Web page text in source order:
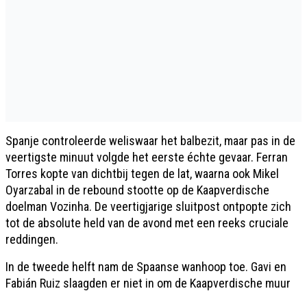
Spanje controleerde weliswaar het balbezit, maar pas in de
veertigste minuut volgde het eerste échte gevaar. Ferran
Torres kopte van dichtbij tegen de lat, waarna ook Mikel
Oyarzabal in de rebound stootte op de Kaapverdische
doelman Vozinha. De veertigjarige sluitpost ontpopte zich
tot de absolute held van de avond met een reeks cruciale
reddingen.
In de tweede helft nam de Spaanse wanhoop toe. Gavi en
Fabián Ruiz slaagden er niet in om de Kaapverdische muur